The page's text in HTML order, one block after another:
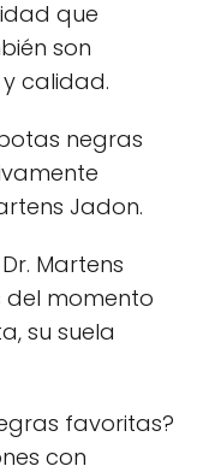
que
son
calidad.
negras
Jadon.
Martens
del momento
su suela
favoritas?
con